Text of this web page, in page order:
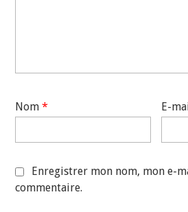
Nom * E-
Enregistrer mon nom, mon e-
commentaire.